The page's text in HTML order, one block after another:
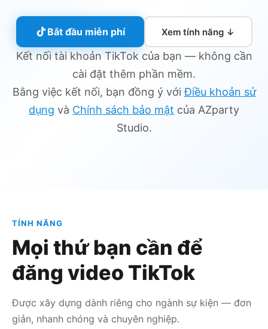
Bắt đầu miễn phí Xem tính năng ↓
Kết nối tài khoản TikTok của bạn — không cần
cài đặt thêm phần mềm.
Bằng việc kết nối, bạn đồng ý vớiĐiều khoản sử
dụng và Chính sách bảo mật của AZparty
Studio.
TÍNH NĂNG
Mọi thứ bạn cần để
đăng video TikTok
Được xây dựng dành riêng cho ngành sự kiện — đơn
giản, nhanh chóng và chuyên nghiệp.